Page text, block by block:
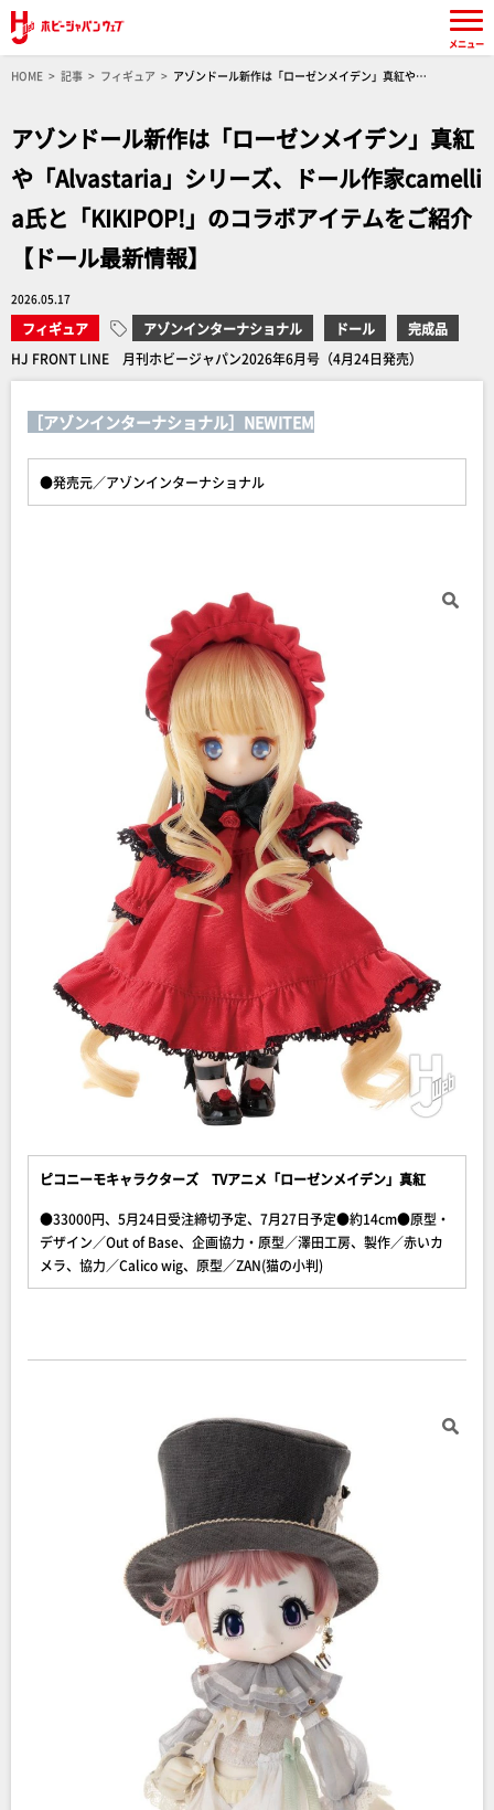
HOME 記事 フィギュア
アゾンドール新作は「ローゼンメイデン」真紅や
アゾンドール新作は「ローゼンメイデン」真紅
や「Alvastaria」シリーズ、ドール作家camelli
a氏と「KIKIPOP!」のコラボアイテムをご紹介
【ドール最新情報】
2026.05.17
フィギュア アゾンインターナショナル ドール
完成品
HJ FRONT LINE 月刊ホビージャパン2026年6月号（4月24日発売）
［アゾンインターナショナル］NEWITEM
●発売元／アゾンインターナショナル
ピコニーモキャラクターズ TVアニメ「ローゼンメイデン」真紅
●33000円、5月24日受注締切予定、7月27日予定●約14cm●原型・
デザイン／Out of Base、企画協力・原型／澤田工房、製作／赤いカ
メラ、協力／Calico wig、原型／ZAN(猫の小判)
メニュー